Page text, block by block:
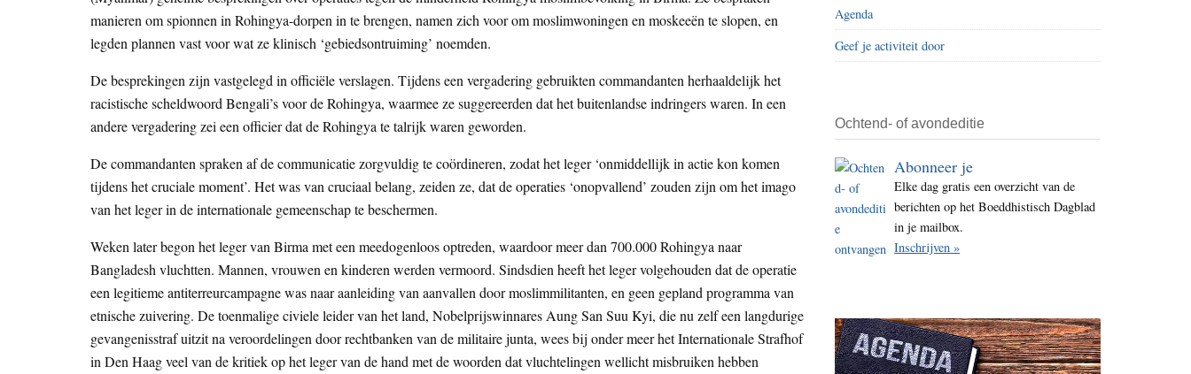
i
t
e
manieren om spionnen in Rohingya-dorpen in te brengen, namen zich voor om moslimwoningen en moskeeën te slopen, en
legden plannen vast voor wat ze klinisch ‘gebiedsontruiming’ noemden.
De besprekingen zijn vastgelegd in officiële verslagen. Tijdens een vergadering gebruikten commandanten herhaaldelijk het
racistische scheldwoord Bengali’s voor de Rohingya, waarmee ze suggereerden dat het buitenlandse indringers waren. In een
andere vergadering zei een officier dat de Rohingya te talrijk waren geworden.
De commandanten spraken af de communicatie zorgvuldig te coördineren, zodat het leger ‘onmiddellijk in actie kon komen
tijdens het cruciale moment’. Het was van cruciaal belang, zeiden ze, dat de operaties ‘onopvallend’ zouden zijn om het imago
van het leger in de internationale gemeenschap te beschermen.
Weken later begon het leger van Birma met een meedogenloos optreden, waardoor meer dan 700.000 Rohingya naar
Bangladesh vluchtten. Mannen, vrouwen en kinderen werden vermoord. Sindsdien heeft het leger volgehouden dat de operatie
een legitieme antiterreurcampagne was naar aanleiding van aanvallen door moslimmilitanten, en geen gepland programma van
etnische zuivering. De toenmalige civiele leider van het land, Nobelprijswinnares Aung San Suu Kyi, die nu zelf een langdurige
gevangenisstraf uitzit na veroordelingen door rechtbanken van de militaire junta, wees bij onder meer het Internationale Strafhof
in Den Haag veel van de kritiek op het leger van de hand met de woorden dat vluchtelingen wellicht misbruiken hebben
Agenda
Geef je activiteit door
Ochtend- of avondeditie
Abonneer je
Elke dag gratis een overzicht van de
berichten op het Boeddhistisch Dagblad
in je mailbox.
Inschrijven »